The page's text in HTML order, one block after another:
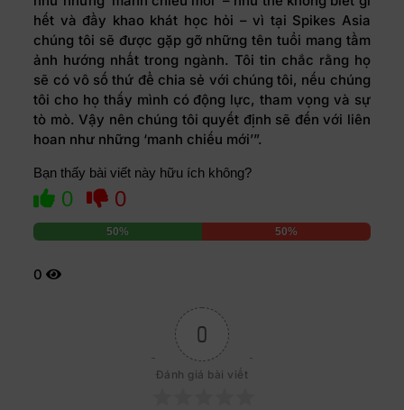
hết và đầy khao khát học hỏi – vì tại Spikes Asia
chúng tôi sẽ được gặp gỡ những tên tuổi mang tầm
ảnh hướng nhất trong ngành. Tôi tin chắc rằng họ
sẽ có vô số thứ để chia sẻ với chúng tôi, nếu chúng
tôi cho họ thấy mình có động lực, tham vọng và sự
tò mò. Vậy nên chúng tôi quyết định sẽ đến với liên
hoan như những ‘manh chiếu mới’”.
Bạn thấy bài viết này hữu ích không?
0 0
50% 50%
0
0
Đánh giá bài viết